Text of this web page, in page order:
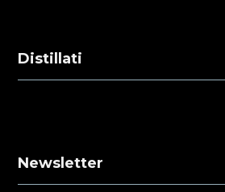
Distillati
Newsletter